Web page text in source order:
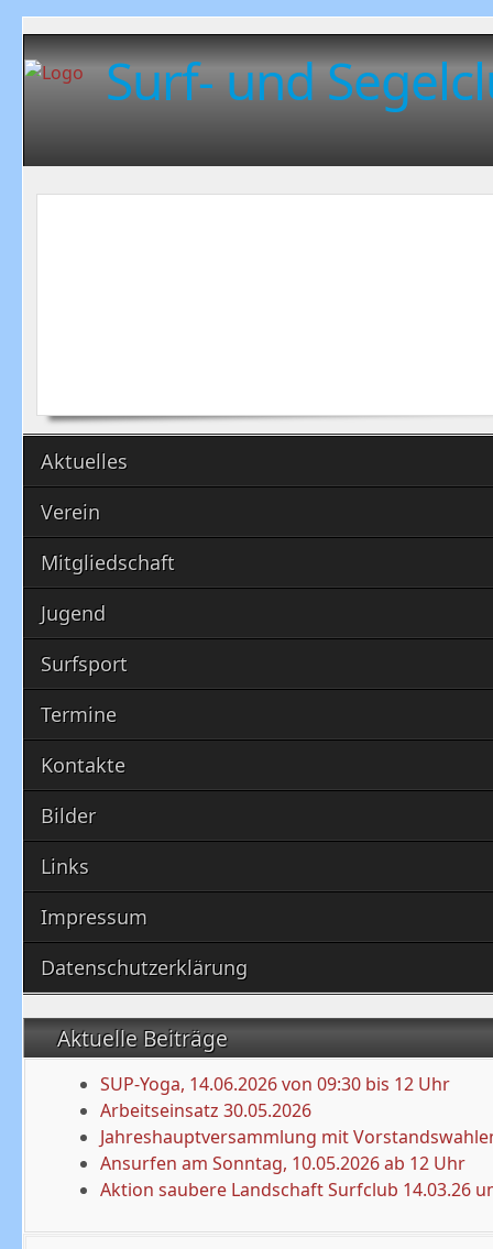
Surf- und
Aktuelles
Verein
Mitgliedschaft
Jugend
Surfsport
Termine
Kontakte
Bilder
Links
Impressum
Datenschutzerklärung
Aktuelle Beiträge
SUP-Yoga, 14.06.2026 von 09:30 bis 12 Uhr
Arbeitseinsatz 30.05.2026
Jahreshauptversammlung mit
Ansurfen am Sonntag, 10.05.2026 ab 12 Uhr
Aktion saubere Landschaft Surfclub 14.03.26